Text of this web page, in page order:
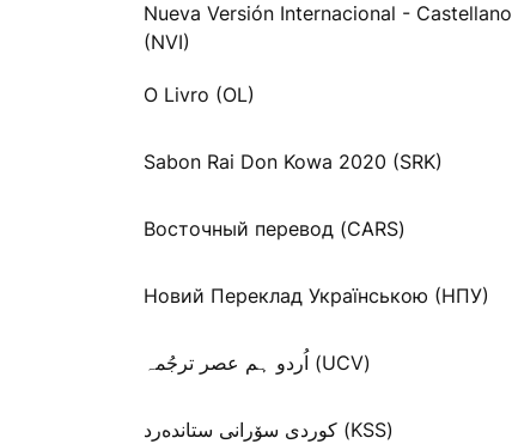
Nueva Versión Internacional - Castellano
(NVI)
O Livro (OL)
Sabon Rai Don Kowa 2020 (SRK)
Восточный перевод (CARS)
Новий Переклад Українською (НПУ)
اُردو ہم عصر ترجُمہ (UCV)
كوردی سۆرانی ستانده‌رد (KSS)